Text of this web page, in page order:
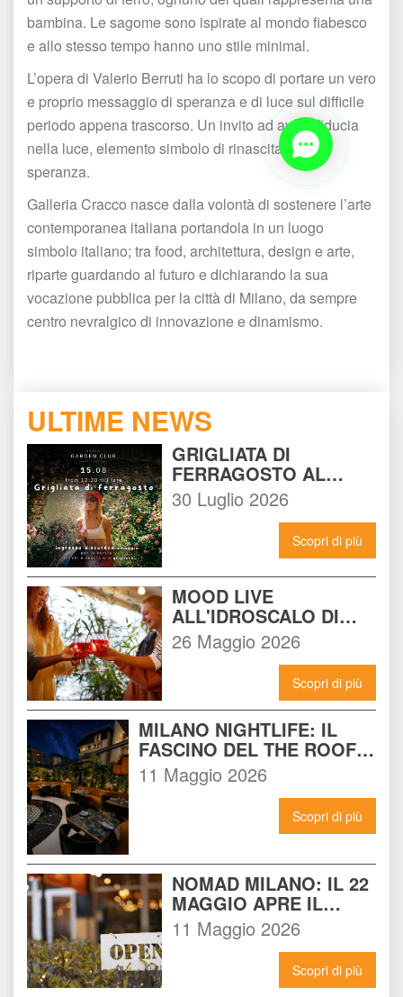
bambina. Le sagome sono ispirate al mondo fiabesco
e allo stesso tempo hanno uno stile minimal.
L’opera di Valerio Berruti ha lo scopo di portare un vero
e proprio messaggio di speranza e di luce sul difficile
periodo appena trascorso. Un invito ad avere fiducia
nella luce, elemento simbolo di rinascita, vita e
peranza.
Galleria Cracco nasce dalla volontà di sostenere l’arte
contemporanea italiana portandola in un luogo
imbolo italiano; tra food, architettura, design e arte,
riparte guardando al futuro e dichiarando la sua
vocazione pubblica per la città di Milano, da sempre
centro nevralgico di innovazione e dinamismo.
ULTIME NEWS
GRIGLIATA DI
FERRAGOSTO AL
BEACH GARDEN CLUB
MILANO: LA FESTA DA
NON PERDERE DEL 15
30 Luglio 2026
Scopri di più
MOOD LIVE
ALL'IDROSCALO DI
MILANO: IL LOCALE
CHE DEVI CONOSCERE
26 Maggio 2026
Scopri di più
MILANO NIGHTLIFE: IL
FASCINO DEL THE ROOF
14 INCONTRA L'ENERGIA
DEL NOMAD
11 Maggio 2026
Scopri di più
NOMAD MILANO: IL 22
MAGGIO APRE IL
LOCALE CHE
CAMBIERÀ I VENERDÌ
SERA A MILANO
11 Maggio 2026
Scopri di più